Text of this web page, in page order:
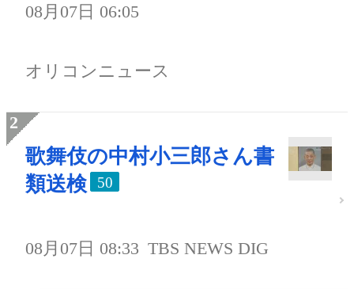
08月07日 06:05
オリコンニュース
歌舞伎の中村小三郎さん書
類送検
50
08月07日 08:33 TBS NEWS DIG